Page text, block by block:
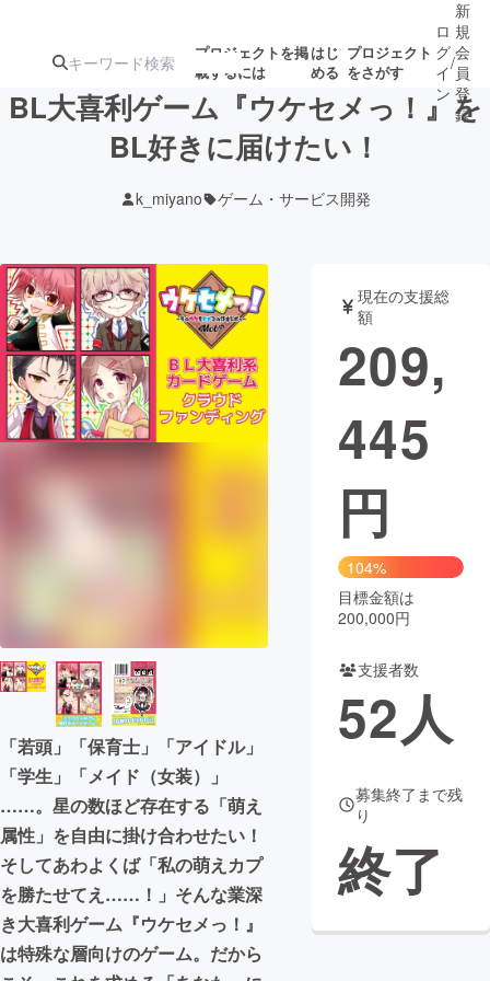
プロジェクトを掲
載するには
はじ
める
プロジェクト
をさがす
ターン
ジェクト
ロジェクト
アート・写真 音楽
テクノロジー・ガジェット ゲーム・サ
映像・映画
まちづくり・地域活性化
CAMPFIRE Creation
コミュニティ
ロ
グ
イ
ン
/
新
規
会
員
登
録
BL大喜利ゲーム『ウケセメっ！』を
BL好きに届けたい！
k_miyano ゲーム・サービス開発
「若頭」「保育士」「アイドル」
「学生」「メイド（女装）」
……。星の数ほど存在する「萌え
属性」を自由に掛け合わせたい！
そしてあわよくば「私の萌えカプ
を勝たせてえ……！」そんな業深
き大喜利ゲーム『ウケセメっ！』
は特殊な層向けのゲーム。だから
現在の支援総
額
209,
445
円
104%
目標金額は
200,000円
支援者数
52人
募集終了まで残
り
終了